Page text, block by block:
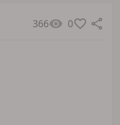
366 0